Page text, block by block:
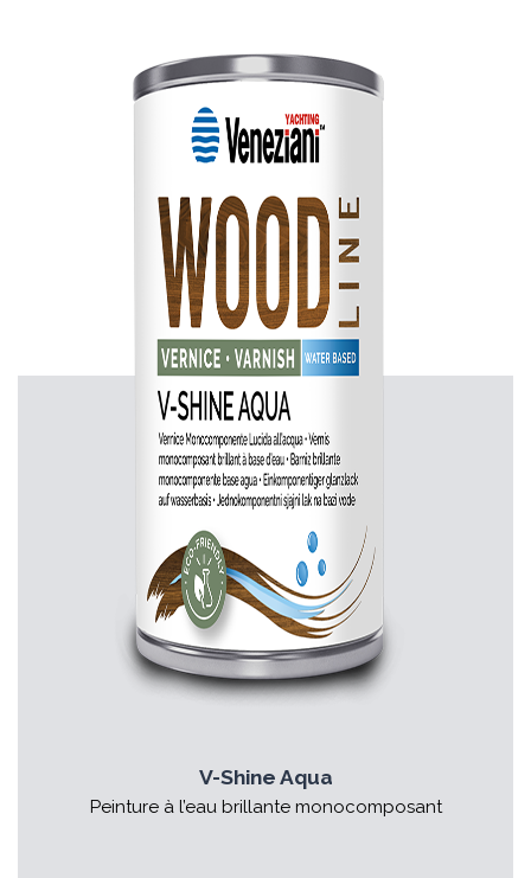
V-Shine Aqua
Peinture à l’eau brillante monocomposant